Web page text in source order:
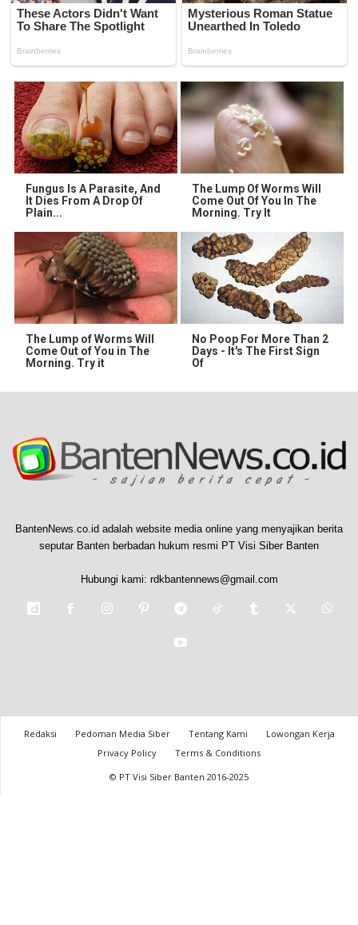
Fungus Is A Parasite, And
It Dies From A Drop Of
Plain...
The Lump Of Worms Will
Come Out Of You In The
Morning. Try It
The Lump of Worms Will
Come Out of You in The
Morning. Try it
No Poop For More Than 2
Days - It's The First Sign
Of
BantenNews.co.id adalah website media online yang menyajikan berita
seputar Banten berbadan hukum resmi PT Visi Siber Banten
Hubungi kami: rdkbantennews@gmail.com
Redaksi Pedoman Media Siber Tentang Kami
Lowongan Kerja
Privacy Policy
Terms & Conditions
© PT Visi Siber Banten 2016-2025